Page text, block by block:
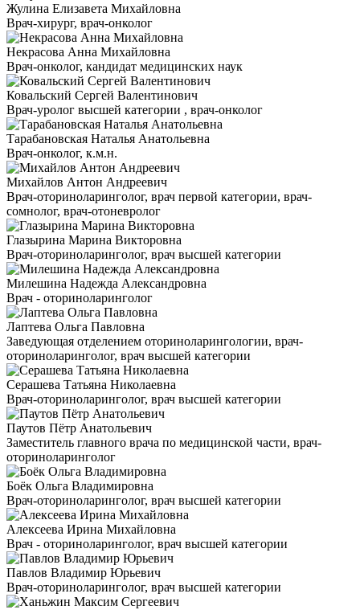
Жулина Елизавета Михайловна
Врач-хирург, врач-онколог
Некрасова Анна Михайловна
Врач-онколог, кандидат медицинских наук
Ковальский Сергей Валентинович
Врач-уролог высшей категории , врач-онколог
Тарабановская Наталья Анатольевна
Врач-онколог, к.м.н.
Михайлов Антон Андреевич
Врач-оториноларинголог, врач первой категории, врач-
сомнолог, врач-отоневролог
Глазырина Марина Викторовна
Врач-оториноларинголог, врач высшей категории
Милешина Надежда Александровна
Врач - оториноларинголог
Лаптева Ольга Павловна
Заведующая отделением оториноларингологии, врач-
оториноларинголог, врач высшей категории
Серашева Татьяна Николаевна
Врач-оториноларинголог, врач высшей категории
Паутов Пётр Анатольевич
Заместитель главного врача по медицинской части, врач-
оториноларинголог
Боёк Ольга Владимировна
Врач-оториноларинголог, врач высшей категории
Алексеева Ирина Михайловна
Врач - оториноларинголог, врач высшей категории
Павлов Владимир Юрьевич
Врач-оториноларинголог, врач высшей категории